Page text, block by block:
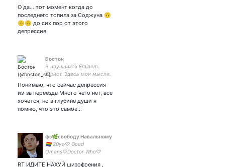
О да... тот момент когда до
последнего топила за Соджуна 🙃
🙃🙃 до сих пор от этого
депрессия
Бостон
В наушниках Eminem.
Юрист. Здесь мои мысли.
бокалом RIOJA
Понимаю, что сейчас депрессия
из-за переезда Много чего нет, все
хочется, но в глубине души я
помню, что это самое…
фз🌿свободу Навальному
🏳️‍🌈 20yo♡ Good
Omens♡Doctor Who♡
RT ИДИТЕ НАХУЙ шизофрения ,